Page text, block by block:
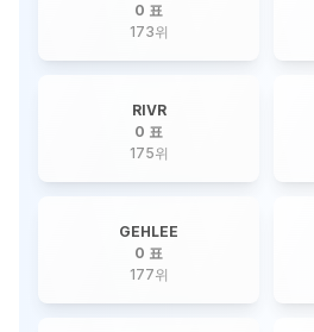
0 표
173위
RIVR
0 표
175위
GEHLEE
0 표
177위